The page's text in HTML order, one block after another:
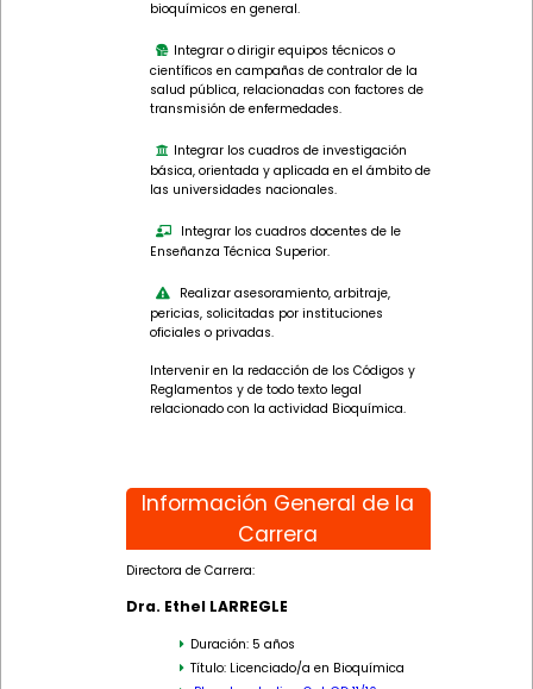
bioquímicos en general.
Integrar o dirigir equipos técnicos o
científicos en campañas de contralor de la
salud pública, relacionadas con factores de
transmisión de enfermedades.
Integrar los cuadros de investigación
básica, orientada y aplicada en el ámbito de
las universidades nacionales.
Integrar los cuadros docentes de le
Enseñanza Técnica Superior.
Realizar asesoramiento, arbitraje,
pericias, solicitadas por instituciones
oficiales o privadas.
Intervenir en la redacción de los Códigos y
Reglamentos y de todo texto legal
relacionado con la actividad Bioquímica.
Información General de la
Carrera
Directora de Carrera:
Dra. Ethel LARREGLE
Duración: 5 años
Título: Licenciado/a en Bioquímica